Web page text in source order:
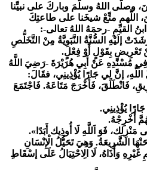
وصلَّى اللهُ وسلَّمَ وباركَ على نبيِّنا
اللَّهم متِّعْ شيخَنا على طاعتِكَ
القيِّمِ -رحمَهُ اللهُ تعالى-:
إلَيْهِ السُّنَّةُ النَّبَوِيَّةُ مِنْ التَّخَلُّصِ
تَعْرِيضٍ بِقَوْلٍ أَوْ فِعْلٍ.
فِي مُسْنَدِهِ عَنْ أَبِي هُرَيْرَةَ -رَضِيَ اللَّهُ
إنَّ لِي جَارًا يُؤْذِينِي، فقَالَ:
فَانْطَلَقَ، فَأَخْرَجَ مَتَاعَهُ. فَاجْتَمَعَ
يُؤْذِينِي.
أَخْرِجْهُ.
مَنْزِلِك، فَوَ اَللَّهِ لَا أُوذِيك أَبَدًا».
الشَّرِيعَةُ. وَهِيَ تَحَيُّلُ الْإِنْسَانِ
وَأَذَاهُ، لَا الِاحْتِيَالُ عَلَى إسْقَاطِ